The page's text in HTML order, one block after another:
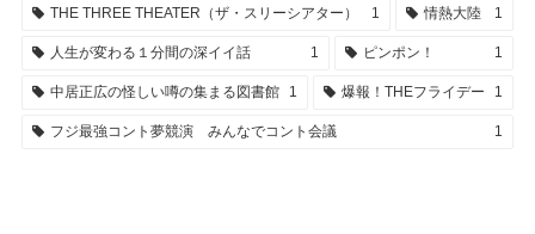
THE THREE THEATER（ザ・スリーシアター） 1 情熱大陸 1
人生が変わる１分間の深イイ話 1 ピンポン！ 1
中居正広の怪しい噂の集まる図書館 1 爆報！THEフライデー 1
フジ最強コント夢競演 みんなでコント会議 1